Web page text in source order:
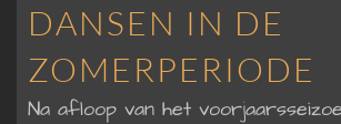
DANSEN IN DE
ZOMERPERIODE
Na afloop van het